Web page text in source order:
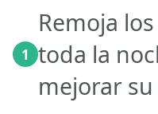
1
Remoja
toda la
mejorar